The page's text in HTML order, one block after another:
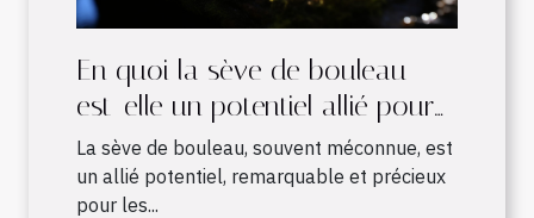
En quoi la sève de bouleau
est-elle un potentiel allié pour
les sportifs ?
La sève de bouleau, souvent méconnue, est
un allié potentiel, remarquable et précieux
pour les...